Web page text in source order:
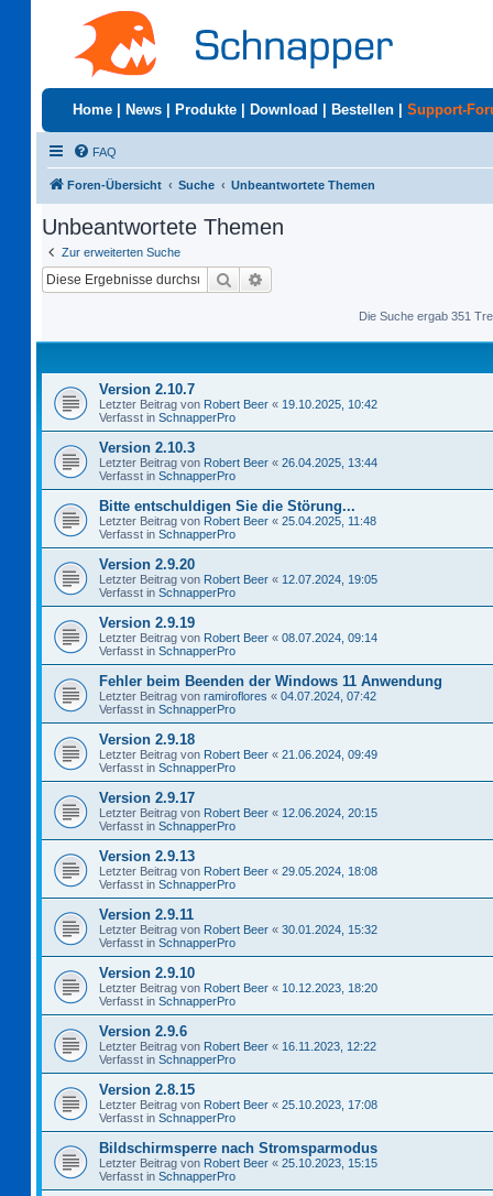
Home News Produkte Download Bestellen Support-
FAQ
Foren-Übersicht Suche Unbeantwortete Themen
Unbeantwortete Themen
Zur erweiterten Suche
Suche
Die Suche ergab 351
Version 2.10.7
Letzter Beitrag von Robert Beer « 19.10.2025, 10:42
Verfasst in SchnapperPro
Version 2.10.3
Letzter Beitrag von Robert Beer « 26.04.2025, 13:44
Verfasst in SchnapperPro
Bitte entschuldigen Sie die Störung...
Letzter Beitrag von Robert Beer « 25.04.2025, 11:48
Verfasst in SchnapperPro
Version 2.9.20
Letzter Beitrag von Robert Beer « 12.07.2024, 19:05
Verfasst in SchnapperPro
Version 2.9.19
Letzter Beitrag von Robert Beer « 08.07.2024, 09:14
Verfasst in SchnapperPro
Fehler beim Beenden der Windows 11 Anwendung
Letzter Beitrag von ramiroflores « 04.07.2024, 07:42
Verfasst in SchnapperPro
Version 2.9.18
Letzter Beitrag von Robert Beer « 21.06.2024, 09:49
Verfasst in SchnapperPro
Version 2.9.17
Letzter Beitrag von Robert Beer « 12.06.2024, 20:15
Verfasst in SchnapperPro
Version 2.9.13
Letzter Beitrag von Robert Beer « 29.05.2024, 18:08
Verfasst in SchnapperPro
Version 2.9.11
Letzter Beitrag von Robert Beer « 30.01.2024, 15:32
Verfasst in SchnapperPro
Version 2.9.10
Letzter Beitrag von Robert Beer « 10.12.2023, 18:20
Verfasst in SchnapperPro
Version 2.9.6
Letzter Beitrag von Robert Beer « 16.11.2023, 12:22
Verfasst in SchnapperPro
Version 2.8.15
Letzter Beitrag von Robert Beer « 25.10.2023, 17:08
Verfasst in SchnapperPro
Bildschirmsperre nach Stromsparmodus
Letzter Beitrag von Robert Beer « 25.10.2023, 15:15
Verfasst in SchnapperPro